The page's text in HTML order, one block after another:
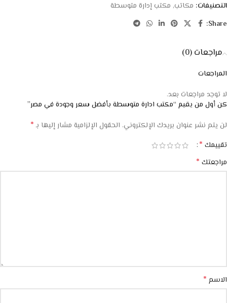
التصنيفات: مكاتب, مكتب إدارة متوسطة
Share:
مراجعات (0)
المراجعات
لا توجد مراجعات بعد.
كن أول من يقيم “مكتب ادارة متوسطة بأفضل سعر وجودة في مصر”
لن يتم نشر عنوان بريدك الإلكتروني. الحقول الإلزامية مشار إليها بـ*
تقييمك *
مراجعتك *
الاسم *